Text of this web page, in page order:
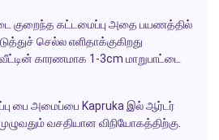
குறைந்த கட்டமைப்பு அதை பயணத்தில்
செல்ல எளிதாக்குகிறது
காரணமாக 1-3cm மாறுபாட்டை
பை அமைப்பை Kapruka இல் ஆர்டர்
வசதியான விநியோகத்திற்கு.